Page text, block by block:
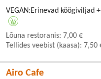
VEGAN:Erinevad köögiviljad
Lõuna restoranis: 7,00 €
Tellides veebist (kaasa):
Airo Cafe